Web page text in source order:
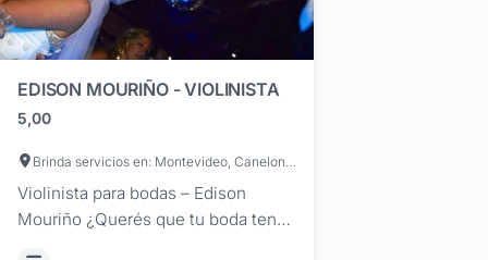
EDISON MOURIÑO - VIOLINISTA
5,00
Brinda servicios en: Montevideo, Canelones, Maldonado, San José, Artigas, Cerro Largo, Colonia, Durazno, Flores, Florida, Lavalleja, Paysandú, Río Negro, Rivera, Rocha, Salto, Soriano, Tacuarembó, Treinta y Tres
Violinista para bodas – Edison
Mouriño ¿Querés que tu boda tenga